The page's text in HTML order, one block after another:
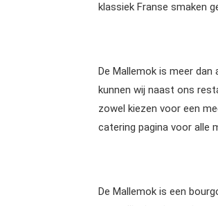
klassiek Franse smaken
De Mallemok is meer
kunnen wij naast ons
zowel kiezen voor een
catering pagina voor alle
De Mallemok is een